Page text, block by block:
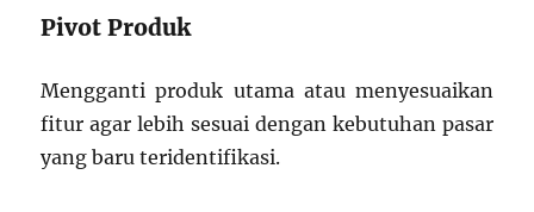
Pivot Produk
Mengganti produk utama atau menyesuaikan
fitur agar lebih sesuai dengan kebutuhan pasar
yang baru teridentifikasi.